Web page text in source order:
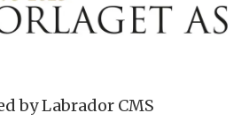
by Labrador CMS